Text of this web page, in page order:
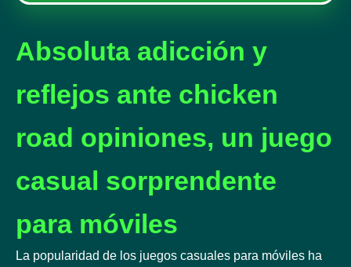
Absoluta adicción y
reflejos ante chicken
road opiniones, un juego
casual sorprendente
para móviles
La popularidad de los juegos casuales para móviles ha